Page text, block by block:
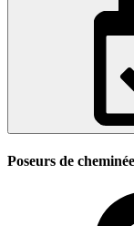
Poseurs de